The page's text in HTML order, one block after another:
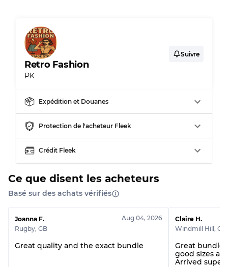
Qualité B
Répartition pour ratios mixtes
Qualité AB
70% A, 30% B
Qualité BC
60% B, 40% C
Qualité ABC
30% A, 40% B, 30% C
Retro Fashion
PK
Suivre
Expédition et Douanes
Protection de l'acheteur Fleek
Crédit Fleek
Ce que disent les acheteurs
Basé sur des achats vérifiés
Joanna F.
Rugby, GB
Aug 04, 2026
Great quality and the exact bundle
Claire H.
Windmill Hill , GB
Great bundle
good sizes
Arrived super